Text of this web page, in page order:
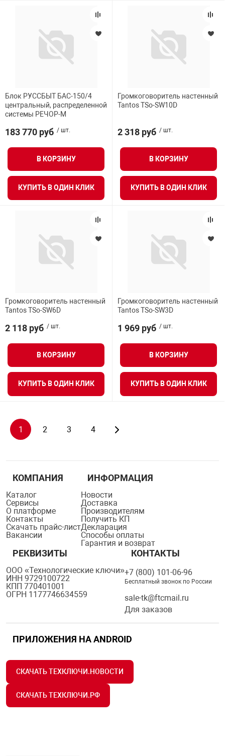
Блок РУССБЫТ БАС-150/4
центральный, распределенной
системы РЕЧОР-М
183 770 руб / шт.
В КОРЗИНУ
КУПИТЬ В ОДИН КЛИК
Громкоговоритель настенный
Tantos TSo-SW10D
2 318 руб / шт.
В КОРЗИНУ
КУПИТЬ В ОДИН КЛИК
Громкоговоритель настенный
Tantos TSo-SW6D
2 118 руб / шт.
В КОРЗИНУ
КУПИТЬ В ОДИН КЛИК
Громкоговоритель настенный
Tantos TSo-SW3D
1 969 руб / шт.
В КОРЗИНУ
КУПИТЬ В ОДИН КЛИК
1 2 3 4
КОМПАНИЯ
Каталог
Сервисы
О платформе
Контакты
Скачать прайс-лист
Вакансии
ИНФОРМАЦИЯ
Новости
Доставка
Производителям
Получить КП
Декларация
Способы оплаты
Гарантия и возврат
РЕКВИЗИТЫ
ООО «Технологические ключи»
ИНН 9729100722
КПП 770401001
ОГРН 1177746634559
КОНТАКТЫ
+7 (800) 101-06-96
Бесплатный звонок по России
sale-tk@ftcmail.ru
Для заказов
ПРИЛОЖЕНИЯ НА ANDROID
СКАЧАТЬ ТЕХКЛЮЧИ.НОВОСТИ
СКАЧАТЬ ТЕХКЛЮЧИ.РФ